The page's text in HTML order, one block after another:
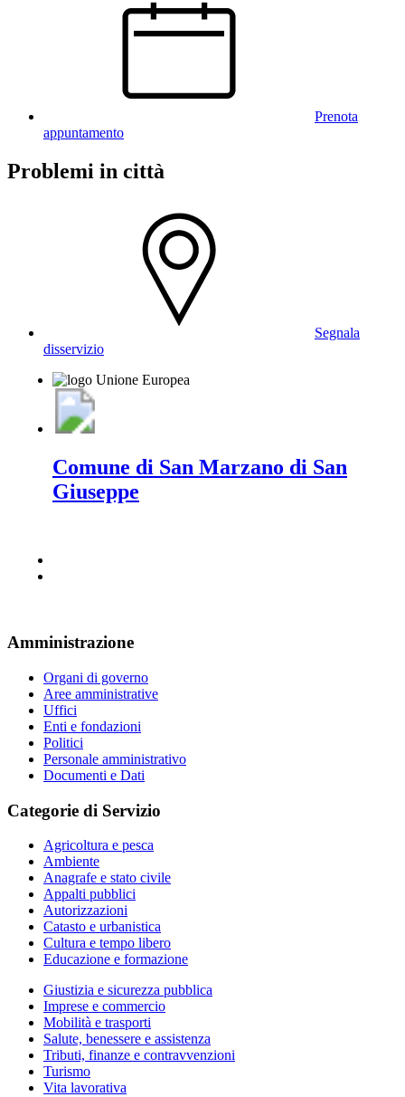
Prenota
appuntamento
Problemi in città
Segnala
disservizio
Comune di San Marzano di San
Giuseppe
Amministrazione
Organi di governo
Aree amministrative
Uffici
Enti e fondazioni
Politici
Personale amministrativo
Documenti e Dati
Categorie di Servizio
Agricoltura e pesca
Ambiente
Anagrafe e stato civile
Appalti pubblici
Autorizzazioni
Catasto e urbanistica
Cultura e tempo libero
Educazione e formazione
Giustizia e sicurezza pubblica
Imprese e commercio
Mobilità e trasporti
Salute, benessere e assistenza
Tributi, finanze e contravvenzioni
Turismo
Vita lavorativa